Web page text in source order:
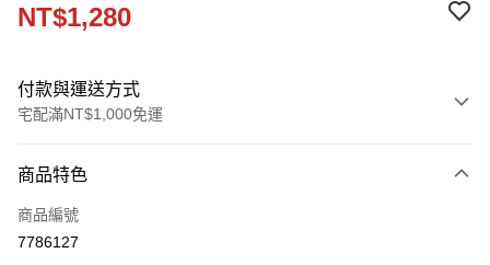
NT$1,280
付款與運送方式
宅配滿NT$1,000免運
信用卡一次付款
LINE Pay
商品特色
商品編號
7786127